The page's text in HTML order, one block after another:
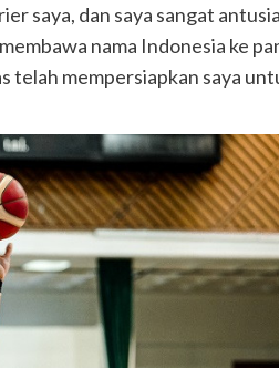
saya, dan saya sangat
nama Indonesia ke
telah mempersiapkan saya